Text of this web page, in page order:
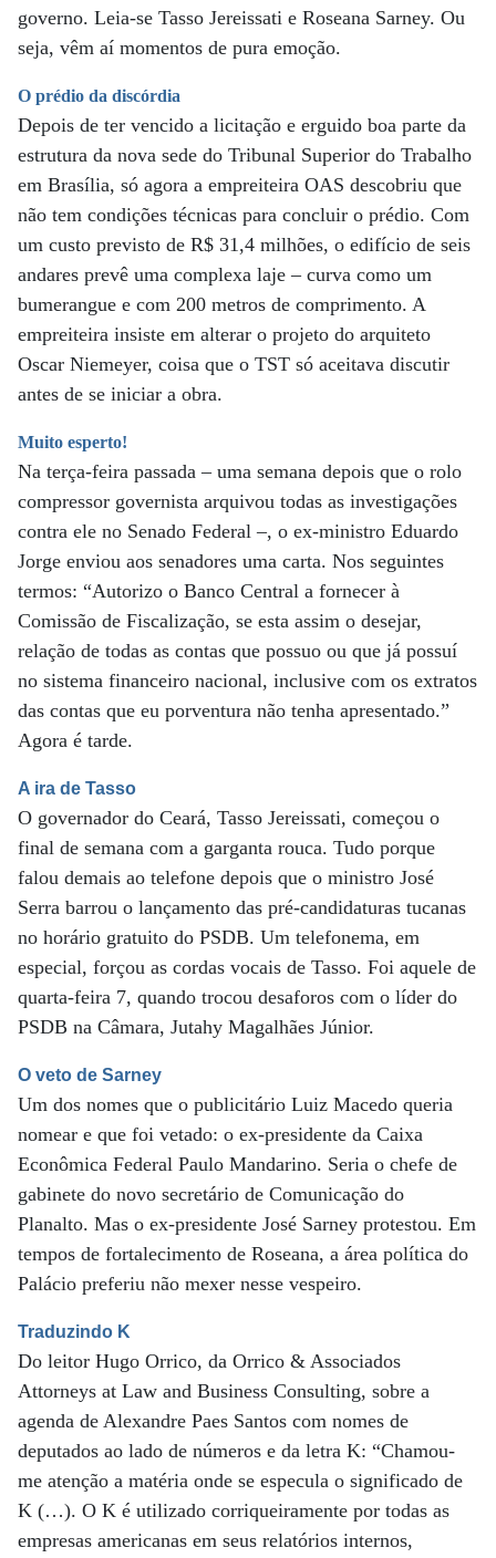
governo. Leia-se Tasso Jereissati e Roseana Sarney. Ou
seja, vêm aí momentos de pura emoção.
O prédio da discórdia
Depois de ter vencido a licitação e erguido boa parte da
estrutura da nova sede do Tribunal Superior do Trabalho
em Brasília, só agora a empreiteira OAS descobriu que
não tem condições técnicas para concluir o prédio. Com
um custo previsto de R$ 31,4 milhões, o edifício de seis
andares prevê uma complexa laje – curva como um
bumerangue e com 200 metros de comprimento. A
empreiteira insiste em alterar o projeto do arquiteto
Oscar Niemeyer, coisa que o TST só aceitava discutir
antes de se iniciar a obra.
Muito esperto!
Na terça-feira passada – uma semana depois que o rolo
compressor governista arquivou todas as investigações
contra ele no Senado Federal –, o ex-ministro Eduardo
Jorge enviou aos senadores uma carta. Nos seguintes
termos: “Autorizo o Banco Central a fornecer à
Comissão de Fiscalização, se esta assim o desejar,
relação de todas as contas que possuo ou que já possuí
no sistema financeiro nacional, inclusive com os extratos
das contas que eu porventura não tenha apresentado.”
Agora é tarde.
A ira de Tasso
O governador do Ceará, Tasso Jereissati, começou o
final de semana com a garganta rouca. Tudo porque
falou demais ao telefone depois que o ministro José
Serra barrou o lançamento das pré-candidaturas tucanas
no horário gratuito do PSDB. Um telefonema, em
especial, forçou as cordas vocais de Tasso. Foi aquele de
quarta-feira 7, quando trocou desaforos com o líder do
PSDB na Câmara, Jutahy Magalhães Júnior.
O veto de Sarney
Um dos nomes que o publicitário Luiz Macedo queria
nomear e que foi vetado: o ex-presidente da Caixa
Econômica Federal Paulo Mandarino. Seria o chefe de
gabinete do novo secretário de Comunicação do
Planalto. Mas o ex-presidente José Sarney protestou. Em
tempos de fortalecimento de Roseana, a área política do
Palácio preferiu não mexer nesse vespeiro.
Traduzindo K
Do leitor Hugo Orrico, da Orrico & Associados
Attorneys at Law and Business Consulting, sobre a
agenda de Alexandre Paes Santos com nomes de
deputados ao lado de números e da letra K: “Chamou-
me atenção a matéria onde se especula o significado de
K (…). O K é utilizado corriqueiramente por todas as
empresas americanas em seus relatórios internos,